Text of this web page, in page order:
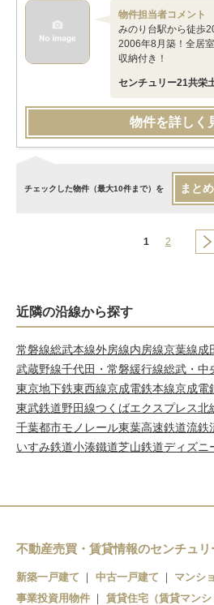
物件担当者コメント
みのり台駅から徒歩
2006年8月築！全居
収納付き！
センチュリー21共栄
物件を詳しく
チェックした物件（最大10件まで）を まと
1 2
近隣の沿線から探す
常磐線総武本線外房線内房線京葉線成
武蔵野線千代田・常磐緩行線総武・中
東京地下鉄東西線京成電鉄本線京成電
東武鉄道野田線つくばエクスプレス北
千葉都市モノレール東葉高速鉄道流鉄
いすみ鉄道小湊鐵道芝山鉄道ディズニ
不動産売買・賃貸情報のセンチュリ
新築一戸建て 中古一戸建て マンシ
事業投資用物件
賃貸住宅（賃貸マンシ